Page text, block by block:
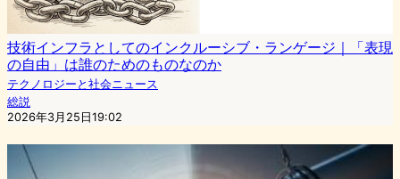
技術インフラとしてのインクルーシブ・ランゲージ｜「表現
の自由」は誰のためのものなのか
テクノロジーと社会ニュース
総説
2026年3月25日19:02